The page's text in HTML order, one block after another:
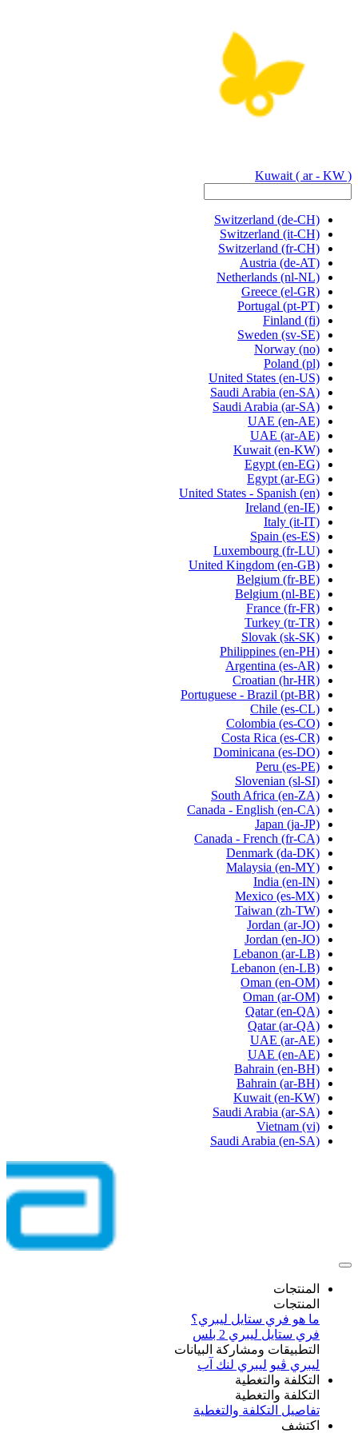
Kuwait ( ar - KW )
Switzerland (de-CH)
Switzerland (it-CH)
Switzerland (fr-CH)
Austria (de-AT)
Netherlands (nl-NL)
Greece (el-GR)
Portugal (pt-PT)
Finland (fi)
Sweden (sv-SE)
Norway (no)
Poland (pl)
United States (en-US)
Saudi Arabia (en-SA)
Saudi Arabia (ar-SA)
UAE (en-AE)
UAE (ar-AE)
Kuwait (en-KW)
Egypt (en-EG)
Egypt (ar-EG)
United States - Spanish (en)
Ireland (en-IE)
Italy (it-IT)
Spain (es-ES)
Luxembourg (fr-LU)
United Kingdom (en-GB)
Belgium (fr-BE)
Belgium (nl-BE)
France (fr-FR)
Turkey (tr-TR)
Slovak (sk-SK)
Philippines (en-PH)
Argentina (es-AR)
Croatian (hr-HR)
Portuguese - Brazil (pt-BR)
Chile (es-CL)
Colombia (es-CO)
Costa Rica (es-CR)
Dominicana (es-DO)
Peru (es-PE)
Slovenian (sl-SI)
South Africa (en-ZA)
Canada - English (en-CA)
Japan (ja-JP)
Canada - French (fr-CA)
Denmark (da-DK)
Malaysia (en-MY)
India (en-IN)
Mexico (es-MX)
Taiwan (zh-TW)
Jordan (ar-JO)
Jordan (en-JO)
Lebanon (ar-LB)
Lebanon (en-LB)
Oman (en-OM)
Oman (ar-OM)
Qatar (en-QA)
Qatar (ar-QA)
UAE (ar-AE)
UAE (en-AE)
Bahrain (en-BH)
Bahrain (ar-BH)
Kuwait (en-KW)
Saudi Arabia (ar-SA)
Vietnam (vi)
Saudi Arabia (en-SA)
المنتجات
المنتجات
ما هو فري ستايل ليبري؟
فري ستايل ليبري 2 بلس​
التطبيقات ومشاركة البيانات
ليبري ڤيو ليبري لنك آب
التكلفة والتغطية
التكلفة والتغطية
تفاصيل التكلفة والتغطية
اكتشف​